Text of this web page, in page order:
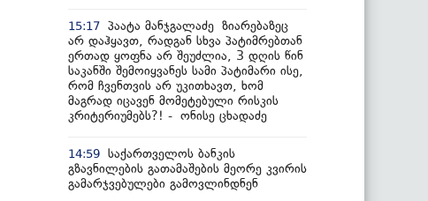
15:17 პაატა მანჯგალაძე ზიარებაზეც
არ დაჰყავთ, რადგან სხვა პატიმრებთან
ერთად ყოფნა არ შეუძლია, 3 დღის წინ
საკანში შემოიყვანეს სამი პატიმარი ისე,
რომ ჩვენთვის არ უკითხავთ, ხომ
მაგრად იცავენ მომეტებული რისკის
კრიტერიუმებს?! - ონისე ცხადაძე
14:59 საქართველოს ბანკის
გზავნილების გათამაშების მეორე კვირის
გამარჯვებულები გამოვლინდნენ